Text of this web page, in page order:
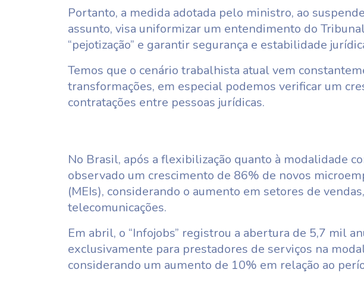
Portanto, a medida adotada pelo ministro, ao
assunto, visa uniformizar um entendimento do
“pejotização” e garantir segurança e estabilidade
Temos que o cenário trabalhista atual vem
transformações, em especial podemos verificar um
contratações entre pessoas jurídicas.
No Brasil, após a flexibilização quanto à modalidade
observado um crescimento de 86% de novos
(MEIs), considerando o aumento em setores de
telecomunicações.
Em abril, o “Infojobs” registrou a abertura de 5,7 mil
exclusivamente para prestadores de serviços na
considerando um aumento de 10% em relação ao